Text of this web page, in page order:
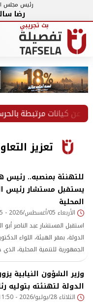
رئيس مجلس
رضا
مرتبطة بالحرس
تعزيز
للتهنئة بمنصبه.. رئيس
يستقبل مستشار رئيس
المحلية
الأربعاء 05/أغسطس/2026 - 01:35 م
استقبل المستشار عبد الناصر أبو
الدولة، بمقر الهيئة، اللواء
الجمهورية للتنمية المحلية،
بمناسبة توليه رئاسة الهيئة،
أهم الصروح القضائية بالدولة
وزير الشؤون النيابية
الدولة لتهنئته بتوليه
الثلاثاء 28/يوليو/2026 - 11:50 ص